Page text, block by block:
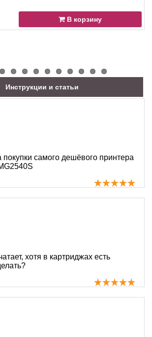
В корзину
Инструкции и статьи
самого дешёвого принтера
хотя в картриджах есть